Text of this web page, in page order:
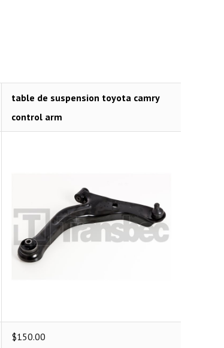
table de suspension toyota camry
control arm
$150.00